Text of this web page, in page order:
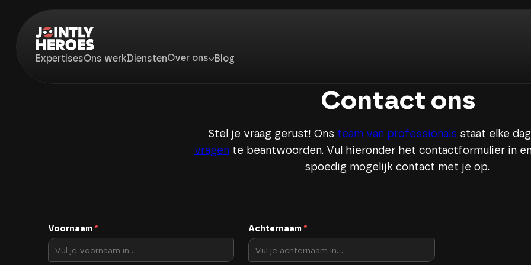
ExpertisesOns werkDienstenOver ons Blog
Contact ons
Stel je vraag gerust! Ons team van professionals staat elke
vragente beantwoorden. Vul hieronder het contactformulier in
spoedig mogelijk contact met je op.
Voornaam * Achternaam *